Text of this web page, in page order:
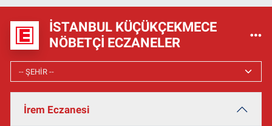
İSTANBUL KÜÇÜKÇEKMECE
NÖBETÇI ECZANELER
İrem Eczanesi